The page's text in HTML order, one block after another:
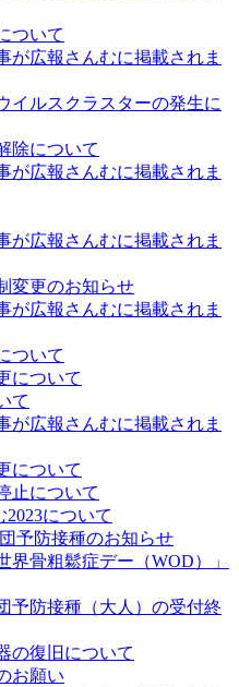
ついて
が広報さんむに掲載されま
イルスクラスターの発生に
除について
が広報さんむに掲載されま
が広報さんむに掲載されま
変更のお知らせ
が広報さんむに掲載されま
ついて
について
て
が広報さんむに掲載されま
について
止について
について
予防接種のお知らせ
界骨粗鬆症デー（WOD）」
予防接種（大人）の受付終
の復旧について
お願い